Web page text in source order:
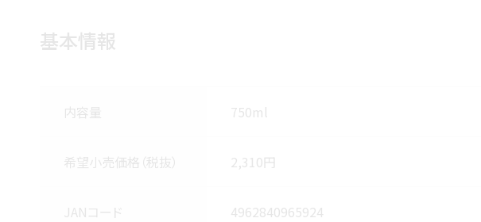
基本情報
内容量 750ml
希望小売価格（税抜） 2,310円
JANコード 4962840965924